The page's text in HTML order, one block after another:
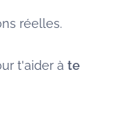
réelles.
t'aider à te